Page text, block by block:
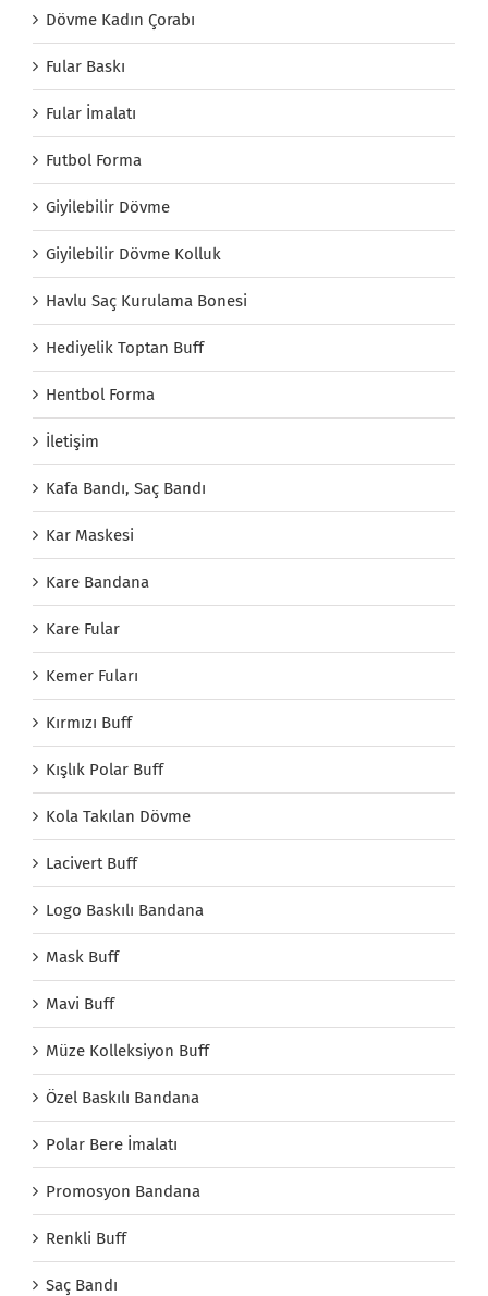
Dövme Kadın Çorabı
Fular Baskı
Fular İmalatı
Futbol Forma
Giyilebilir Dövme
Giyilebilir Dövme Kolluk
Havlu Saç Kurulama Bonesi
Hediyelik Toptan Buff
Hentbol Forma
İletişim
Kafa Bandı, Saç Bandı
Kar Maskesi
Kare Bandana
Kare Fular
Kemer Fuları
Kırmızı Buff
Kışlık Polar Buff
Kola Takılan Dövme
Lacivert Buff
Logo Baskılı Bandana
Mask Buff
Mavi Buff
Müze Kolleksiyon Buff
Özel Baskılı Bandana
Polar Bere İmalatı
Promosyon Bandana
Renkli Buff
Saç Bandı